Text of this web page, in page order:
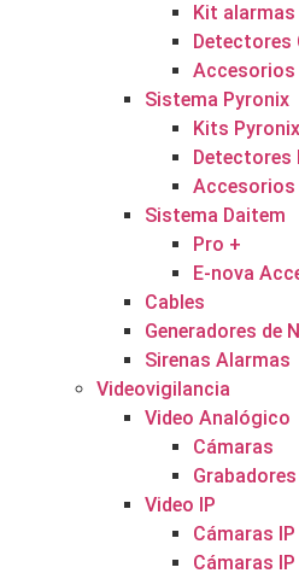
Kit
Detectores
Accesorios
Sistema Pyronix
Kits Pyronix
Detectores
Accesorios
Sistema Daitem
Pro +
E-nova
Cables
Generadores de
Sirenas Alarmas
Videovigilancia
Video Analógico
Cámaras
Grabadores
Video IP
Cámaras
Cámaras